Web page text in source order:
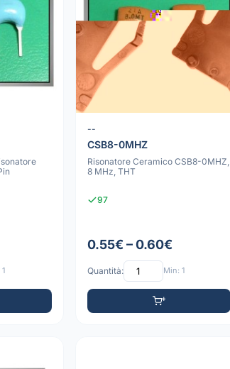
--
CSB8-0MHZ
Risonatore Ceramico CSB8-0MHZ,
8 MHz, THT
97
0.55€ – 0.60€
Quantità: Min: 1